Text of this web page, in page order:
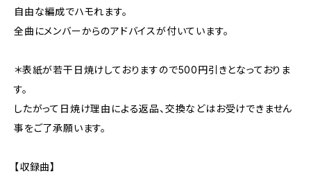
自由な編成でハモれます。
全曲にメンバーからのアドバイスが付いています。
＊表紙が若干日焼けしておりますので500円引きとなっておりま
す。
したがって日焼け理由による返品、交換などはお受けできません
事をご了承願います。
【収録曲】